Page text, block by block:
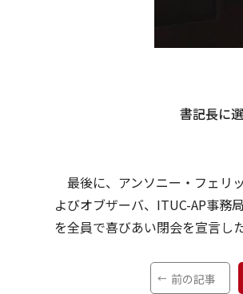
書記長に
最後に、アンソニー・フェリ
よびオブザーバ、ITUC-AP事務
を全員で喜びあい閉会を宣言し
前の記事